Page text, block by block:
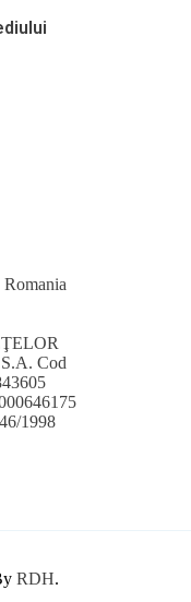
Cod
1998
RDH.